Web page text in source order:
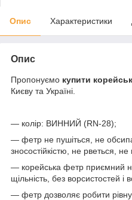
Опис Характеристики
Опис
Пропонуємо купити
Києву та Україні.
— колір: ВИННИЙ (RN-28);
— фетр не пушіться, не
зносостійкістю, не рветься, не
— корейська фетр приємний
щільність, без ворсистостей
— фетр дозволяє робити